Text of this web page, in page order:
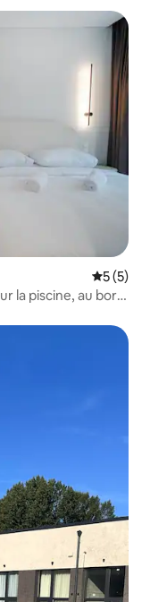
5 (5)
la piscine, au bord